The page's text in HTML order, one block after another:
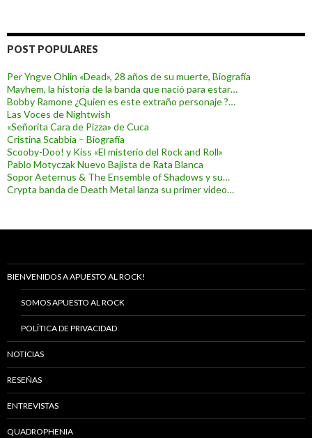
POST POPULARES
Per Yngve Ohlin «Dead», 28 años de su muerte, Biografía
Mayhem, la historia de la banda que nació para estar…
Bobby Ramone ¿Quien es este extraño personaje ?…
Las Voces de Nightwish
«Señorita Cara de Pizza» de Cuca
Cristina Scabbia – Biografía
Scooby-Doo! y Kiss «El misterio del Rock and Roll»
Pablo Motyczak Nuevo Bajista de Rata Blanca
Sopor Aeternus & The Ensemble of Shadows y su…
Crypta banda de Death Metal lanza su primer video…
BIENVENIDOS A APUESTO AL ROCK!
SOMOS APUESTO AL ROCK
POLÍTICA DE PRIVACIDAD
NOTICIAS
RESEÑAS
ENTREVISTAS
QUADROPHENIA